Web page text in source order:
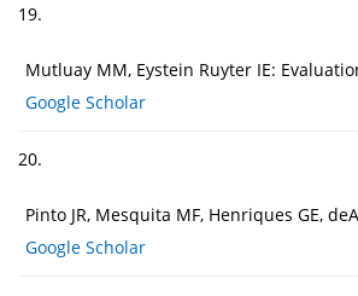
19.
Mutluay MM, Eystein Ruyter IE:
Google Scholar
20.
Pinto JR, Mesquita MF, Henriques GE,
Google Scholar